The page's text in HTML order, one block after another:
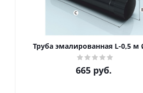
Труба эмалированная L-0,5 м
665 руб.